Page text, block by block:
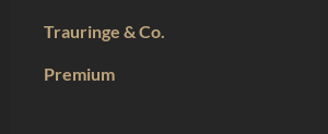
Trauringe & Co.
Premium